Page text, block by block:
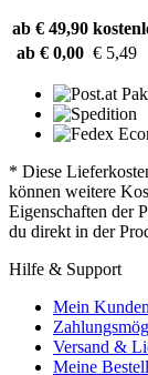
ab € 49,90
ab € 0,00 € 5,49
* Diese
können weitere
Eigenschaften der
du direkt in der
Hilfe & Support
Mein
Versand &
Meine